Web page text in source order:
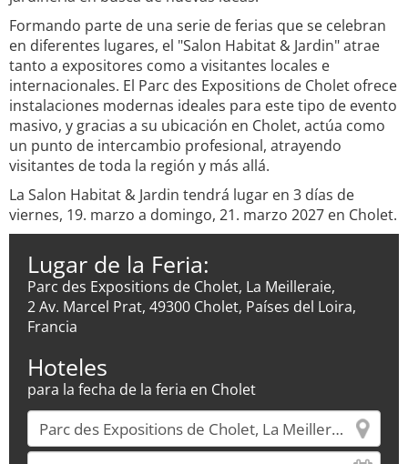
Formando parte de una serie de ferias que se celebran
en diferentes lugares, el "Salon Habitat & Jardin" atrae
tanto a expositores como a visitantes locales e
internacionales. El Parc des Expositions de Cholet ofrece
instalaciones modernas ideales para este tipo de evento
masivo, y gracias a su ubicación en Cholet, actúa como
un punto de intercambio profesional, atrayendo
visitantes de toda la región y más allá.
La Salon Habitat & Jardin tendrá lugar en 3 días de
viernes, 19. marzo a domingo, 21. marzo 2027 en Cholet.
Lugar de la Feria:
Parc des Expositions de Cholet, La Meilleraie,
2 Av. Marcel Prat, 49300 Cholet, Países del Loira,
Francia
Hoteles
para la fecha de la feria en Cholet